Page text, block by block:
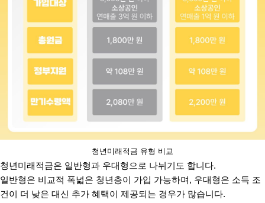
청년미래적금 유형 비교
청년미래적금은 일반형과 우대형으로 나뉘기도 합니다.
일반형은 비교적 폭넓은 청년층이 가입 가능하며, 우대형은 소득 조
건이 더 낮은 대신 추가 혜택이 제공되는 경우가 많습니다.